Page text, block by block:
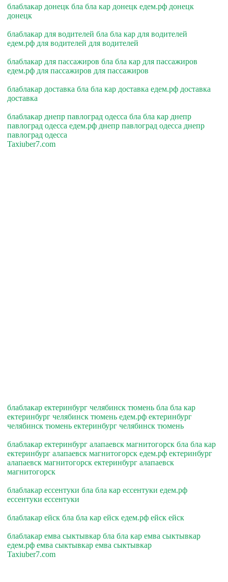
блаблакар донецк бла бла кар донецк едем.рф донецк
донецк
блаблакар для водителей бла бла кар для водителей
едем.рф для водителей для водителей
блаблакар для пассажиров бла бла кар для пассажиров
едем.рф для пассажиров для пассажиров
блаблакар доставка бла бла кар доставка едем.рф доставка
доставка
блаблакар днепр павлоград одесса бла бла кар днепр
павлоград одесса едем.рф днепр павлоград одесса днепр
павлоград одесса
Taxiuber7.com
блаблакар ектеринбург челябинск тюмень бла бла кар
ектеринбург челябинск тюмень едем.рф ектеринбург
челябинск тюмень ектеринбург челябинск тюмень
блаблакар ектеринбург алапаевск магнитогорск бла бла кар
ектеринбург алапаевск магнитогорск едем.рф ектеринбург
алапаевск магнитогорск ектеринбург алапаевск
магнитогорск
блаблакар ессентуки бла бла кар ессентуки едем.рф
ессентуки ессентуки
блаблакар ейск бла бла кар ейск едем.рф ейск ейск
блаблакар емва сыктывкар бла бла кар емва сыктывкар
едем.рф емва сыктывкар емва сыктывкар
Taxiuber7.com